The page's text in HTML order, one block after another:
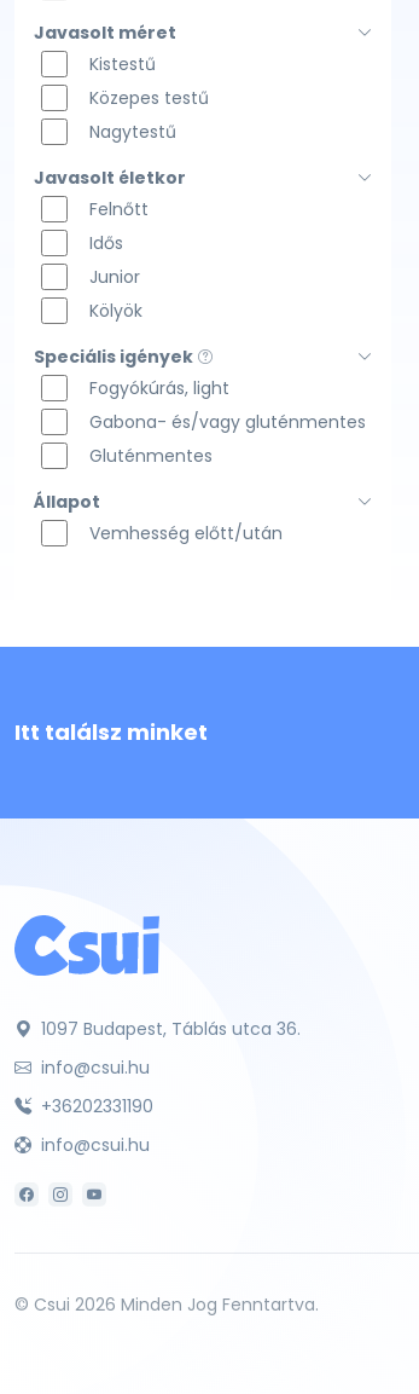
Javasolt méret
Kistestű
Közepes testű
Nagytestű
Javasolt életkor
Felnőtt
Idős
Junior
Kölyök
Speciális igények
Fogyókúrás, light
Gabona- és/vagy gluténmentes
Gluténmentes
Állapot
Vemhesség előtt/után
Itt találsz minket
1097 Budapest, Táblás utca 36.
info@csui.hu
+36202331190
info@csui.hu
© Csui 2026 Minden Jog Fenntartva.